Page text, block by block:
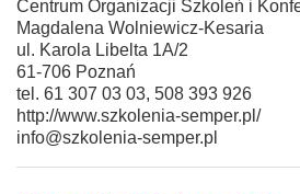
Centrum Organizacji Szkoleń i
Magdalena Wolniewicz-Kesaria
ul. Karola Libelta 1A/2
61-706 Poznań
tel. 61 307 03 03, 508 393 926
http://www.szkolenia-semper.pl/
info@szkolenia-semper.pl